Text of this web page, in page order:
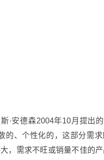
·安德森2004年10月提出
的、个性化的，这部分需
，需求不旺或销量不佳的